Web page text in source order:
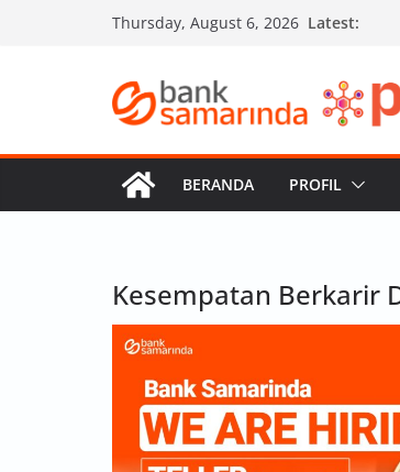
Thursday, August 6, 2026 Latest:
BERANDA PROFIL
Kesempatan Berkarir